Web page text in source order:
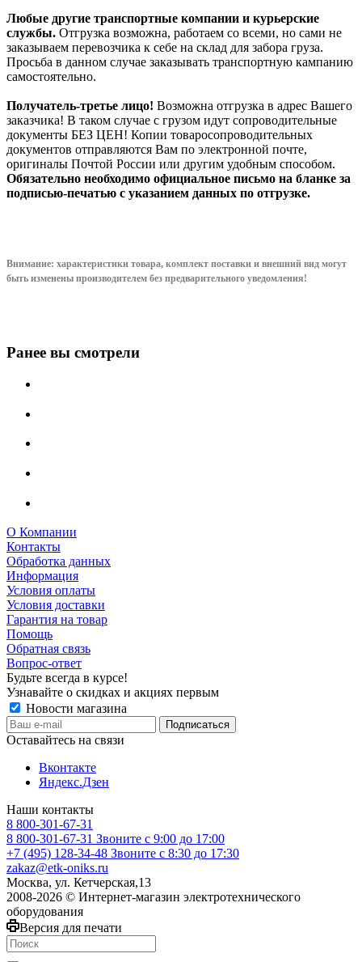
Любые другие транспортные компании и курьерские
службы. Отгрузка возможна, работаем со всеми, но сами не
заказываем перевозчика к себе на склад для забора груза.
Просьба в данном случае заказывать транспортную кампанию
самостоятельно.
Получатель-третье лицо! Возможна отгрузка в адрес Вашего
заказчика! В таком случае с грузом идут сопроводительные
документы БЕЗ ЦЕН! Копии товаросопроводительных
документов отправляются Вам по электронной почте,
оригиналы Почтой России или другим удобным способом.
Обязательно необходимо официальное письмо на бланке за
подписью-печатью с указанием данных по отгрузке.
Внимание: характеристики товара, комплект поставки и внешний вид могут
быть изменены производителем без предварительного уведомления!
Ранее вы смотрели
О Компании
Контакты
Обработка данных
Информация
Условия оплаты
Условия доставки
Гарантия на товар
Помощь
Обратная связь
Вопрос-ответ
Будьте всегда в курсе!
Узнавайте о скидках и акциях первым
Новости магазина
Оставайтесь на связи
Вконтакте
Яндекс.Дзен
Наши контакты
8 800-301-67-31
8 800-301-67-31 Звоните с 9:00 до 17:00
+7 (495) 128-34-48 Звоните с 8:30 до 17:30
zakaz@etk-oniks.ru
Москва, ул. Кетчерская,13
2008-2026 © Интернет-магазин электротехнического
оборудования
Версия для печати